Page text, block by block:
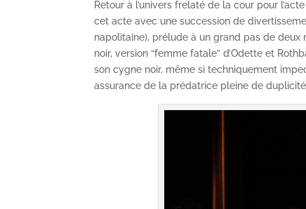
Retour à l’univers frelaté de la cour pour
cet acte avec une succession de
napolitaine), prélude à un grand pas de
noir, version “femme fatale” d’Odette et
son cygne noir, même si techniquement
assurance de la prédatrice pleine de